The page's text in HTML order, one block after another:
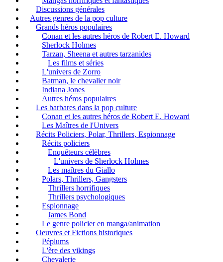
Discussions générales
Autres genres de la pop culture
Grands héros populaires
Conan et les autres héros de Robert E. Howard
Sherlock Holmes
Tarzan, Sheena et autres tarzanides
Les films et séries
L'univers de Zorro
Batman, le chevalier noir
Indiana Jones
Autres héros populaires
Les barbares dans la pop culture
Conan et les autres héros de Robert E. Howard
Les Maîtres de l'Univers
Récits Policiers, Polar, Thrillers, Espionnage
Récits policiers
Enquêteurs célèbres
L'univers de Sherlock Holmes
Les maîtres du Giallo
Polars, Thrillers, Gangsters
Thrillers horrifiques
Thrillers psychologiques
Espionnage
James Bond
Le genre policier en manga/animation
Oeuvres et Fictions historiques
Péplums
L'ère des vikings
Chevalerie